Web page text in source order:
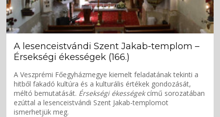
A lesenceistvándi Szent Jakab-templom –
Érsekségi ékességek (166.)
A Veszprémi Főegyházmegye kiemelt feladatának tekinti a
hitből fakadó kultúra és a kulturális értékek gondozását,
méltó bemutatását. Érsekségi ékességekcímű sorozatában
ezúttal a lesenceistvándi Szent Jakab-templomot
ismerhetjük meg.